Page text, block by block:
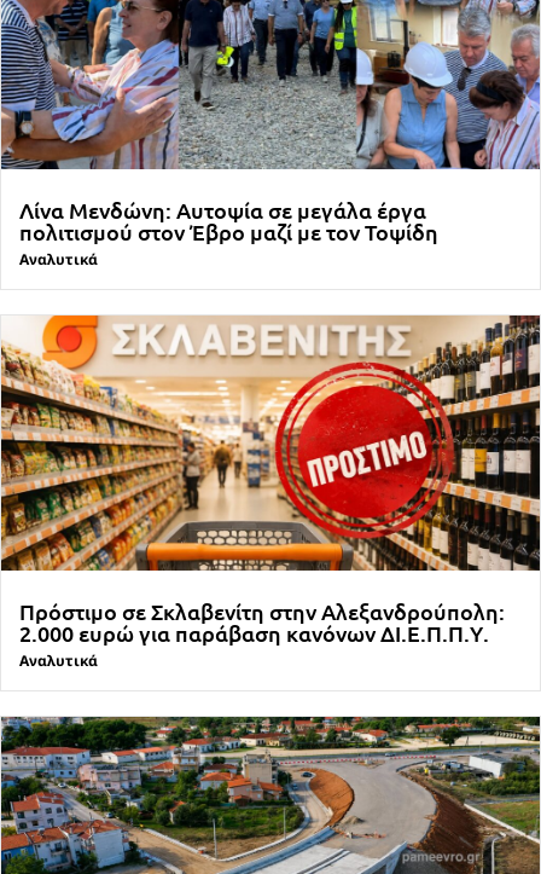
Λίνα Μενδώνη: Αυτοψία σε μεγάλα έργα
πολιτισμού στον Έβρο μαζί με τον Τοψίδη
Αναλυτικά
Πρόστιμο σε Σκλαβενίτη στην Αλεξανδρούπολη:
2.000 ευρώ για παράβαση κανόνων ΔΙ.Ε.Π.Π.Υ.
Αναλυτικά